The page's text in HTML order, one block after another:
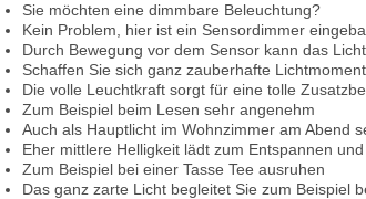
Sie möchten eine dimmbare Beleuchtung?
Kein Problem, hier ist ein Sensordimmer
Durch Bewegung vor dem Sensor kann das
Schaffen Sie sich ganz zauberhafte
Die volle Leuchtkraft sorgt für eine tolle
Zum Beispiel beim Lesen sehr angenehm
Auch als Hauptlicht im Wohnzimmer am Abend
Eher mittlere Helligkeit lädt zum Entspannen
Zum Beispiel bei einer Tasse Tee ausruhen
Das ganz zarte Licht begleitet Sie zum Beispiel